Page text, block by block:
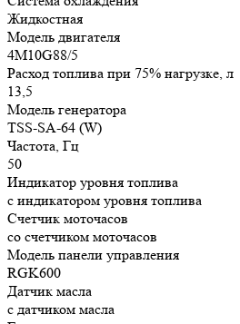
Жидкостная
Модель двигателя
4M10G88/5
Расход топлива при 75% нагрузке, л
13,5
Модель генератора
TSS-SA-64 (W)
Частота, Гц
50
Индикатор уровня топлива
с индикатором уровня топлива
Счетчик моточасов
со счетчиком моточасов
Модель панели управления
RGK600
Датчик масла
с датчиком масла